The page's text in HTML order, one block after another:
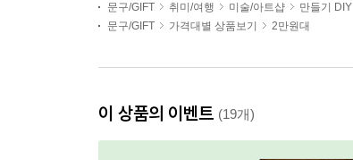
문구/GIFT 취미/여행 미술/아트샵
만들기 DIY
문구/GIFT
가격대별 상품보기 2만원대
이 상품의 이벤트 (19개)